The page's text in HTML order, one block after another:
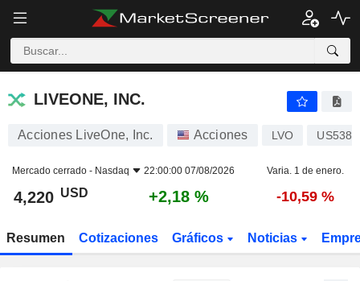
LIVEONE, INC.
LIVEONE, INC.
Acciones LiveOne, Inc. Acciones LVO
Mercado cerrado - Nasdaq 22:00:00 07/08/2026 Varia. 1 de enero.
4,220 USD +2,18 % -10,59 %
Resumen Cotizaciones Gráficos Noticias